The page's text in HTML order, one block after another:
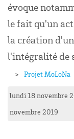
évoque
le fait qu'un
la création
l'intégralité de
Projet MoLoNa
lundi 18 novembre
novembre 2019